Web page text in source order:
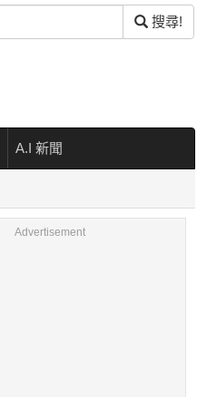
搜尋!
A.I 新聞
Advertisement